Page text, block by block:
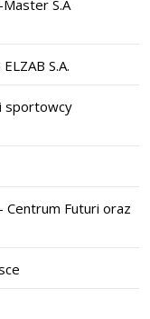
S.A
S.A.
sportowcy
Centrum Futuri oraz